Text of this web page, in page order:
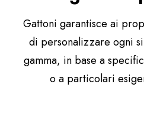
Gattoni garantisce ai
di personalizzare ogni
gamma, in base a
o a particolari